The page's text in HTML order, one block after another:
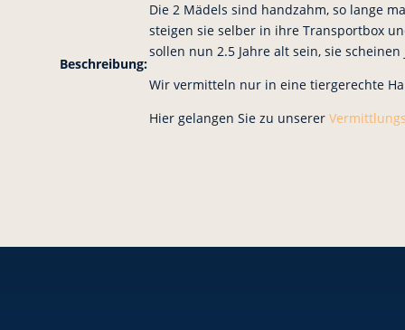
Beschreibung:
Die 2 Mädels sind handzahm, so lange
steigen sie selber in ihre Transportbox
sollen nun 2.5 Jahre alt sein, sie
Wir vermitteln nur in eine tiergerechte
Hier gelangen Sie zu unserer